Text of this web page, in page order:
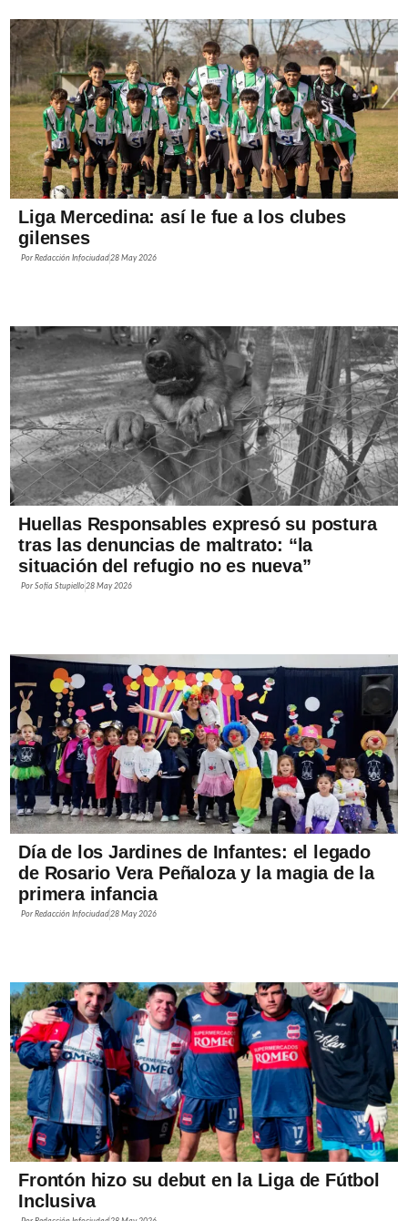
Liga Mercedina: así le fue a los clubes
gilenses
PorRedacción Infociudad 28 May 2026
Huellas Responsables expresó su postura
tras las denuncias de maltrato: “la
situación del refugio no es nueva”
PorSofía Stupiello 28 May 2026
Día de los Jardines de Infantes: el legado
de Rosario Vera Peñaloza y la magia de la
primera infancia
PorRedacción Infociudad 28 May 2026
Frontón hizo su debut en la Liga de Fútbol
Inclusiva